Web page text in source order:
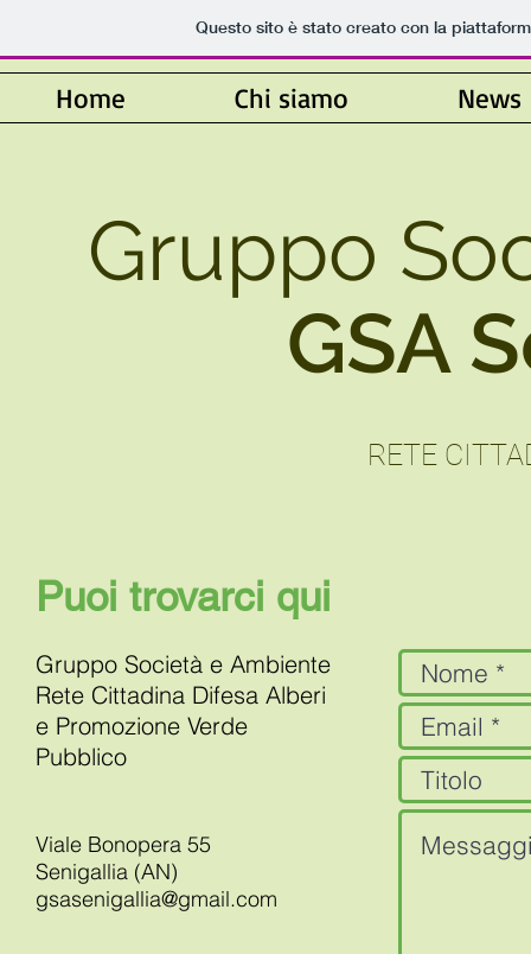
Questo sito è stato creato con la
Home Chi siamo News
Gruppo
GSA
RETE
Puoi trovarci qui
Gruppo Società e Ambiente
Rete Cittadina Difesa Alberi
e Promozione Verde
Pubblico
Viale Bonopera 55
Senigallia (AN)
gsasenigallia@gmail.com